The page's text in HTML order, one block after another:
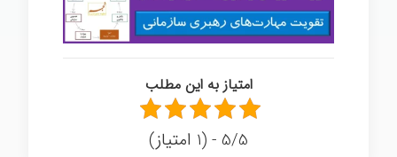
امتیاز به این مطلب
5/5 - (1 امتیاز)